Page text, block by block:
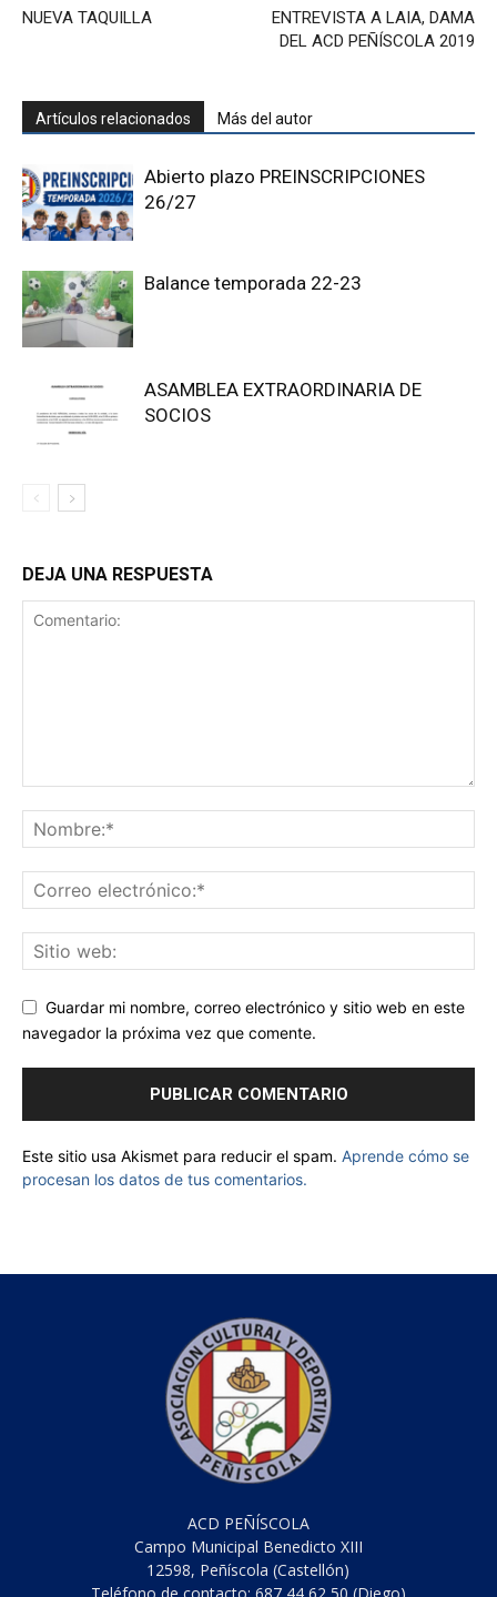
NUEVA TAQUILLA
ENTREVISTA A LAIA, DAMA
DEL ACD PEÑÍSCOLA 2019
Artículos relacionados Más del autor
Abierto plazo PREINSCRIPCIONES
26/27
Balance temporada 22-23
ASAMBLEA EXTRAORDINARIA DE
SOCIOS
DEJA UNA RESPUESTA
Guardar mi nombre, correo electrónico y sitio web en este
navegador la próxima vez que comente.
Este sitio usa Akismet para reducir el spam. Aprende cómo se
procesan los datos de tus comentarios.
ACD PEÑÍSCOLA
Campo Municipal Benedicto XIII
12598, Peñíscola (Castellón)
Teléfono de contacto: 687 44 62 50 (Diego)